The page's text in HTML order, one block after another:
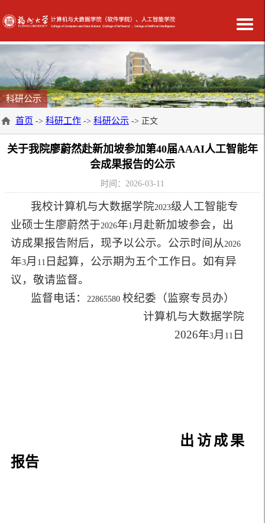
科研公示
首页 -> 科研工作 -> 科研公示 -> 正文
关于我院廖蔚然赴新加坡参加第40届AAAI人工智能年
会成果报告的公示
时间：2026-03-11
我校计算机与大数据学院2023级人工智能专
业硕士生廖蔚然于2026年1 月赴新加坡参会，出
访成果报告附后，现予以公示。公示时间从 2026
年3月 11 日起算，公示期为五个工作日。如有异
议，敬请监督。
监督电话：
22865580校纪委（监察专员办）
计算机与大数据学院
2026年3月 11 日
出访成果
报告